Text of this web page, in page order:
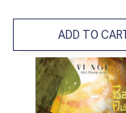
ADD TO